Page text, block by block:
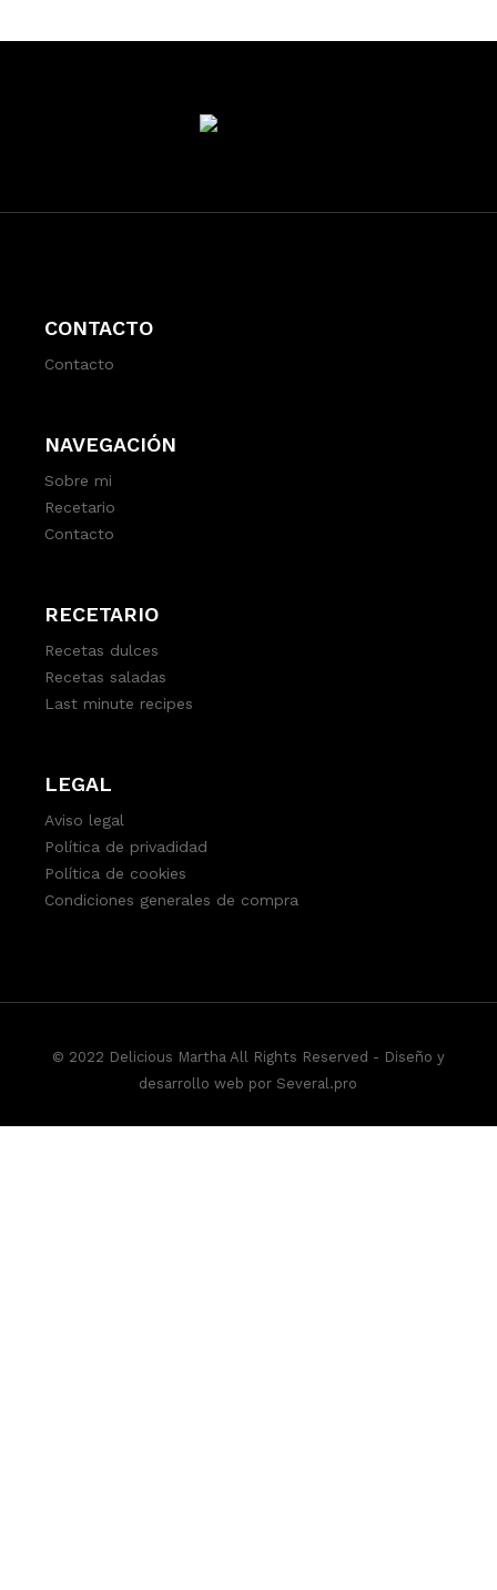
CONTACTO
Contacto
NAVEGACIÓN
Sobre mi
Recetario
Contacto
RECETARIO
Recetas dulces
Recetas saladas
Last minute recipes
LEGAL
Aviso legal
Política de privadidad
Política de cookies
Condiciones generales de compra
© 2022 Delicious Martha All Rights Reserved - Diseño y
desarrollo web por Several.pro